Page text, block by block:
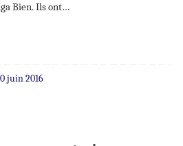
Bien. Ils ont…
juin 2016